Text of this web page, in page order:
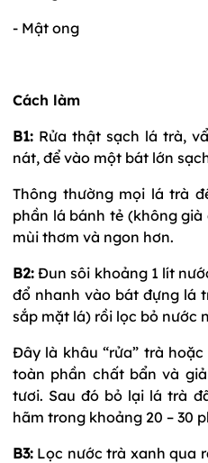
- Mật ong
Cách làm
B1: Rửa thật sạch lá trà,
nát, để vào một bát lớn
Thông thường mọi lá trà
phần lá bánh tẻ (không
mùi thơm và ngon hơn.
B2: Đun sôi khoảng 1 lít
đổ nhanh vào bát đựng lá
sắp mặt lá) rồi lọc bỏ nước
Đây là khâu “rửa” trà
toàn phần chất bẩn và
tươi. Sau đó bỏ lại lá trà
hãm trong khoảng 20 – 30
B3: Lọc nước trà xanh qua